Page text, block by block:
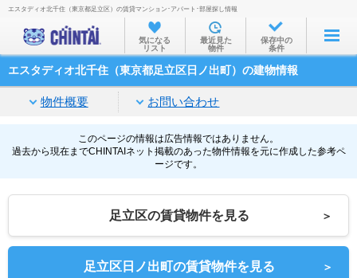
お部屋を探す
沿線・駅から
家賃相場から
通勤通学時間から
物件特集から
不動産会社から
TOP
エスタディオ北千住（東京都足立区）の賃貸マンション･アパート･部屋探し情報
気になる
リスト
最近見た
物件
保存中の
条件
エスタディオ北千住（東京都足立区日ノ出町）の建物情報
物件概要 お問い合わせ
このページの情報は広告情報ではありません。
過去から現在までCHINTAIネット掲載のあった物件情報を元に作成した参考ペ
ージです。
足立区の賃貸物件を見る ＞
足立区日ノ出町の賃貸物件を見る ＞